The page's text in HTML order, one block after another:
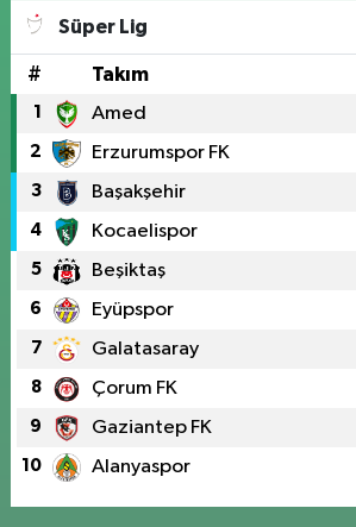
Süper Lig
# Takım
1 Amed
2 Erzurumspor FK
3 Başakşehir
4 Kocaelispor
5 Beşiktaş
6 Eyüpspor
7 Galatasaray
8 Çorum FK
9 Gaziantep FK
10 Alanyaspor